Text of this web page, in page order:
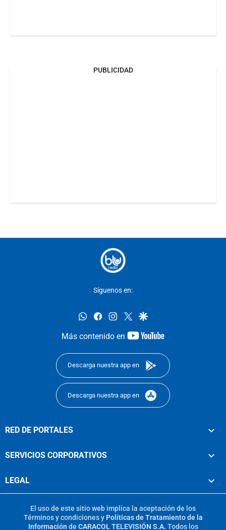
PUBLICIDAD
Síguenos en:
whatsappfacebookinstagram
twittergoogle
Más contenido en
youtube-
Descarga nuestra app en
Descarga nuestra app en
RED DE PORTALES
SERVICIOS CORPORATIVOS
LEGAL
El uso de este sitio web implica la aceptación de los
Términos y condicionesy Políticas de Tratamiento de la
Información de CARACOL TELEVISIÓN S.A. Todos los